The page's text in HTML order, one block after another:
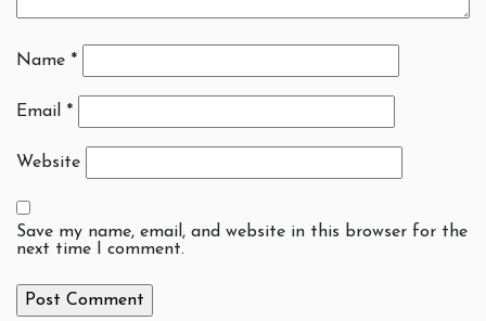
Name *
Email *
Website
Save my name, email, and website in this browser for the
next time I comment.